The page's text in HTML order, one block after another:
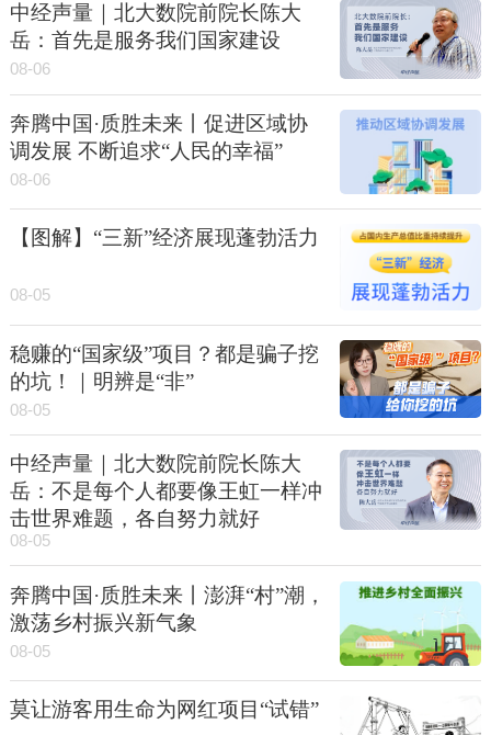
中经声量｜北大数院前院长陈大
岳：首先是服务我们国家建设
08-06
奔腾中国·质胜未来丨促进区域协
调发展 不断追求“人民的幸福”
08-06
【图解】“三新”经济展现蓬勃活力
08-05
稳赚的“国家级”项目？都是骗子挖
的坑！｜明辨是“非”
08-05
中经声量｜北大数院前院长陈大
岳：不是每个人都要像王虹一样冲
击世界难题，各自努力就好
08-05
奔腾中国·质胜未来丨澎湃“村”潮，
激荡乡村振兴新气象
08-05
莫让游客用生命为网红项目“试错”